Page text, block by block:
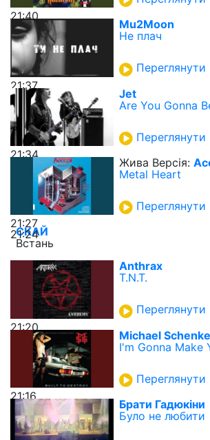
21:40
21:37
Mu2Moon
Не плач
Переглянути
21:34
Jet
Are You Gonna
Переглянути
21:27
Жива Версія:
Metal Heart
Переглянути
21:24
СКАЙ
Встань
21:20
Anthrax
T.N.T.
Переглянути
21:16
Michael
I'm Gonna Make
Переглянути
Брати Гадюкіни
Було не любити